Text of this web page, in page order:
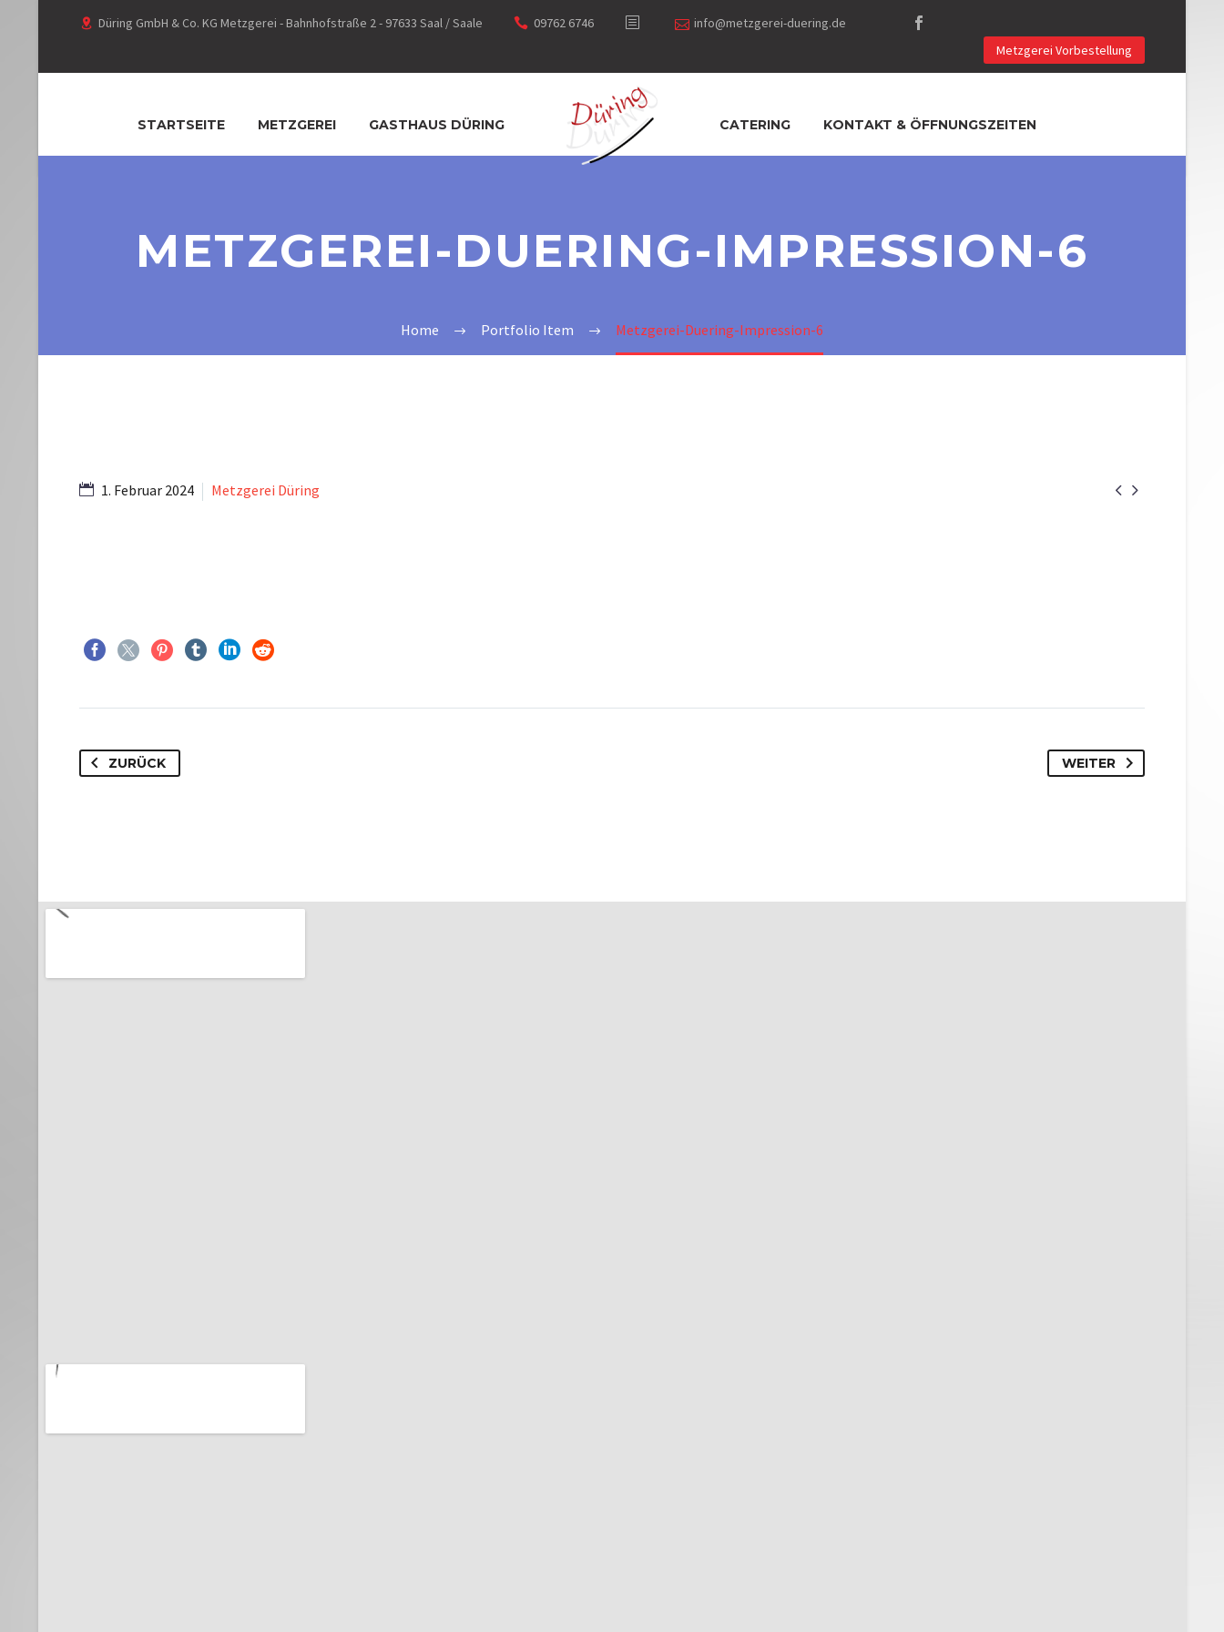
Düring GmbH & Co. KG Metzgerei - Bahnhofstraße 2 - 97633 Saal / Saale 09762 6746
info@metzgerei-duering.de
Metzgerei Vorbestellung
STARTSEITE METZGEREI GASTHAUS DÜRING CATERING KONTAKT & ÖFFNUNGSZEITEN
METZGEREI-DUERING-IMPRESSION-6
Home Portfolio Item Metzgerei-Duering-Impression-6
 
1. Februar 2024 Metzgerei Düring
ZURÜCK WEITER